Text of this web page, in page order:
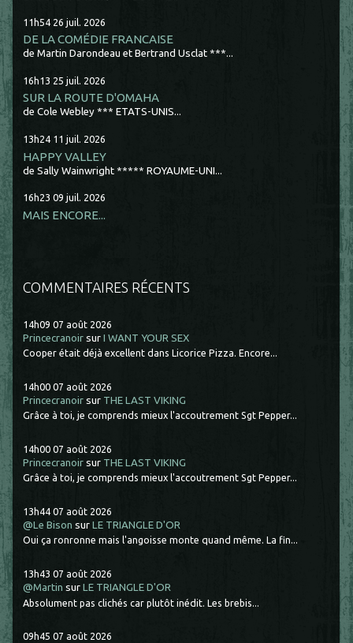
11h54 26 juil. 2026
DE LA COMÉDIE FRANCAISE
de Martin Darondeau et Bertrand Usclat ***...
16h13 25 juil. 2026
SUR LA ROUTE D'OMAHA
de Cole Webley *** ETATS-UNIS...
13h24 11 juil. 2026
HAPPY VALLEY
de Sally Wainwright ***** ROYAUME-UNI...
16h23 09 juil. 2026
MAIS ENCORE...
COMMENTAIRES RÉCENTS
14h09 07 août 2026
Princecranoir surI WANT YOUR SEX
Cooper était déjà excellent dans Licorice Pizza. Encore...
14h00 07 août 2026
Princecranoir sur THE LAST VIKING
Grâce à toi, je comprends mieux l'accoutrement Sgt Pepper...
14h00 07 août 2026
Princecranoir sur THE LAST VIKING
Grâce à toi, je comprends mieux l'accoutrement Sgt Pepper...
13h44 07 août 2026
@Le Bison surLE TRIANGLE D'OR
Oui ça ronronne mais l'angoisse monte quand même. La fin...
13h43 07 août 2026
@Martin surLE TRIANGLE D'OR
Absolument pas clichés car plutôt inédit. Les brebis...
09h45 07 août 2026